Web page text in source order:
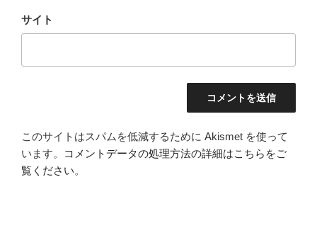
サイト
このサイトはスパムを低減するために Akismet を使って
います。
コメントデータの処理方法の詳細はこちらをご
覧ください。